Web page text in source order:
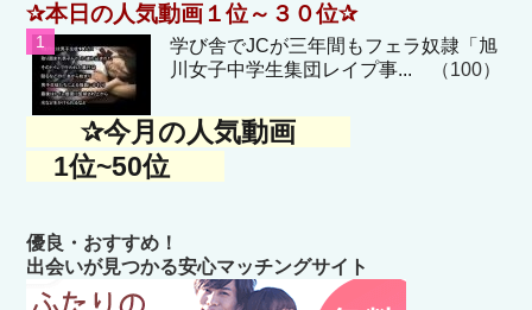
✰本日の人気動画１位～３０位✰
学び舎でJCが三年間もフェラ奴隷「旭
川女子中学生集団レイプ事... （100）
✰今月の人気動画
1位~50位
優良・おすすめ！
出会いが見つかる安心マッチングサイト